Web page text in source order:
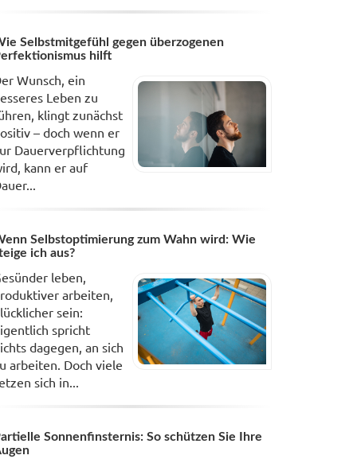
Selbstmitgefühl gegen überzogenen
hilft
Wunsch, ein
Leben zu
klingt zunächst
– doch wenn er
Dauerverpflichtung
kann er auf
Selbstoptimierung zum Wahn wird: Wie
ich aus?
leben,
arbeiten,
sein:
spricht
dagegen, an sich
arbeiten. Doch viele
sich in...
Sonnenfinsternis: So schützen Sie Ihre